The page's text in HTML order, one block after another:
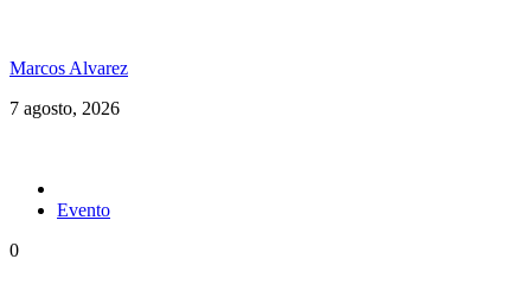
Marcos Alvarez
7 agosto, 2026
Evento
0